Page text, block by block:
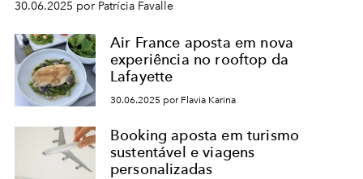
30.06.2025 por Patrícia Favalle
Air France aposta em nova
experiência no rooftop da
Lafayette
30.06.2025 por Flavia Karina
Booking aposta em turismo
sustentável e viagens
personalizadas